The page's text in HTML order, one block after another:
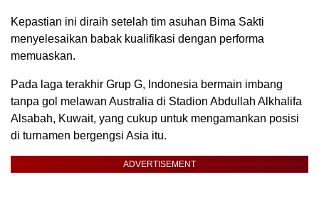
Kepastian ini diraih setelah tim asuhan Bima Sakti
menyelesaikan babak kualifikasi dengan performa
memuaskan.
Pada laga terakhir Grup G, Indonesia bermain imbang
tanpa gol melawan Australia di Stadion Abdullah Alkhalifa
Alsabah, Kuwait, yang cukup untuk mengamankan posisi
di turnamen bergengsi Asia itu.
ADVERTISEMENT